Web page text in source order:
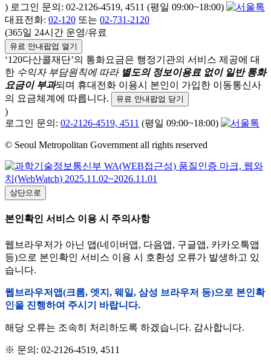
) 로그인 문의: 02-2126-4519, 4511 (평일 09:00~18:00)
대표전화: 02-120 또는 02-731-2120
(365일 24시간 운영/유료
유료 안내팝업 열기
‘120다산콜재단’의 통화요금은 행정기관의 서비스 제공에 대
한 수익자 부담원칙에 따라 별도의 정보이용료 없이 일반 통화
요금이 부과되며 휴대전화 이용시 본인이 가입한 이동통신사
의 요금체계에 따릅니다.
유료 안내팝업 닫기
)
로그인 문의: 02-2126-4519, 4511 (평일 09:00~18:00)
© Seoul Metropolitan Government all rights reserved
상단으로
본인확인 서비스 이용 시 주의사항
웹브라우저가 아닌 앱(네이버앱, 다음앱, 구글앱, 카카오톡앱
등)으로 본인확인 서비스 이용 시 호환성 오류가 발생하고 있
습니다.
웹브라우저앱(크롬, 엣지, 웨일, 삼성 브라우저 등)으로 본인확
인을 진행하여 주시기 바랍니다.
해당 오류는 조속히 처리하도록 하겠습니다. 감사합니다.
※ 문의: 02-2126-4519, 4511